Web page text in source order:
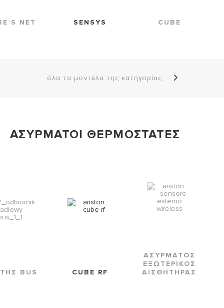
S NET SENSYS CUBE
όλα τα μοντέλα της κατηγορίας
ΑΣΥΡΜΑΤΟΙ ΘΕΡΜΟΣΤΑΤΕΣ
BUS CUBE RF
ΑΣΥΡΜΑΤΟΣ
ΕΞΩΤΕΡΙΚΟΣ
ΑΙΣΘΗΤΗΡΑΣ